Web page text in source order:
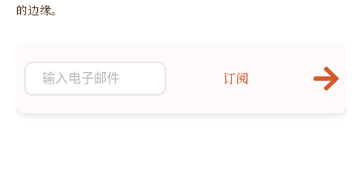
的边缘。
订阅